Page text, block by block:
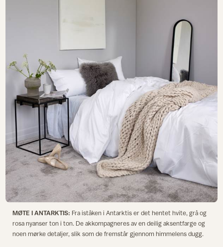
MØTE I ANTARKTIS: Fra iståken i Antarktis er det hentet hvite, grå og
rosa nyanser ton i ton. De akkompagneres av en deilig aksentfarge og
noen mørke detaljer, slik som de fremstår gjennom himmelens dugg.